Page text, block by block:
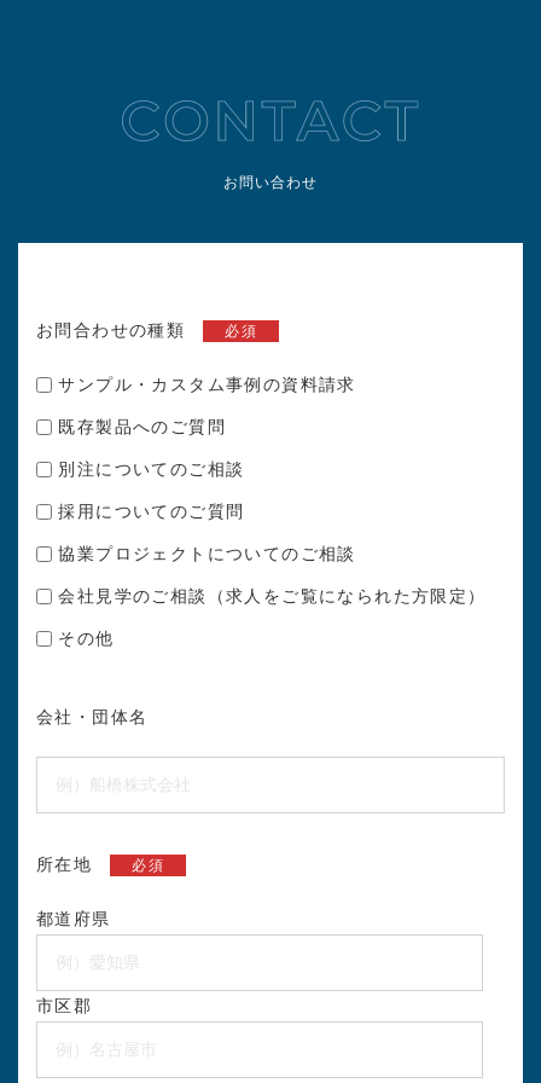
お問い合わせ
お問合わせの種類 必須
サンプル・カスタム事例の資料請求
既存製品へのご質問
別注についてのご相談
採用についてのご質問
協業プロジェクトについてのご相談
会社見学のご相談（求人をご覧になられた方限定）
その他
会社・団体名
所在地 必須
都道府県
市区郡